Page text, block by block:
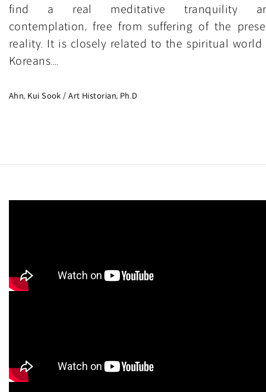
find a real meditative tranquility
contemplation, free from suffering of the
reality. It is closely related to the spiritual world
Koreans....
Ahn, Kui Sook / Art Historian, Ph.D